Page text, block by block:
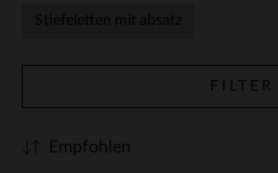
Stiefeletten mit absatz
FILTER
Empfohlen